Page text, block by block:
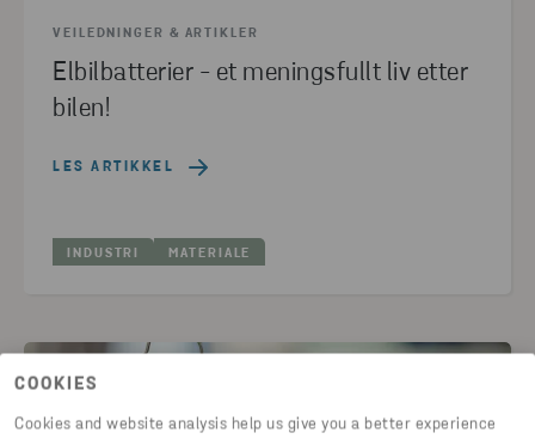
COOKIES
Cookies and website analysis help us give you a better experience
VEILEDNINGER & ARTIKLER
Elbilbatterier - et meningsfullt liv etter
bilen!
LES ARTIKKEL
INDUSTRI MATERIALE